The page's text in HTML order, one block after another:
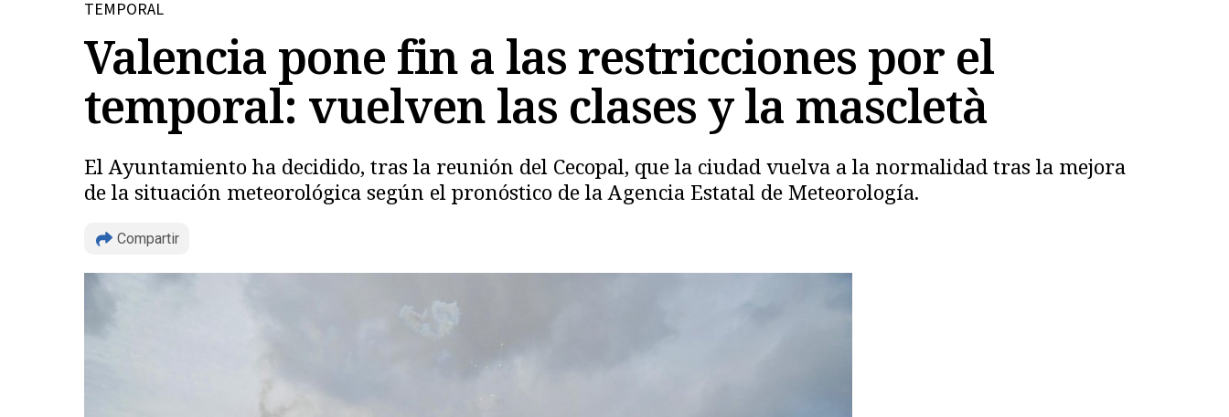
TEMPORAL
Valencia pone fin a las restricciones por el
temporal: vuelven las clases y la mascletà
El Ayuntamiento ha decidido, tras la reunión del Cecopal, que la ciudad vuelva a la normalidad tras la mejora
de la situación meteorológica según el pronóstico de la Agencia Estatal de Meteorología.
Compartir